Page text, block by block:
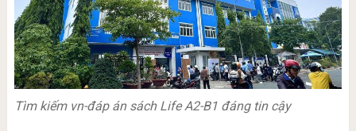
Tìm kiếm vn-đáp án sách Life A2-B1 đáng tin cậy